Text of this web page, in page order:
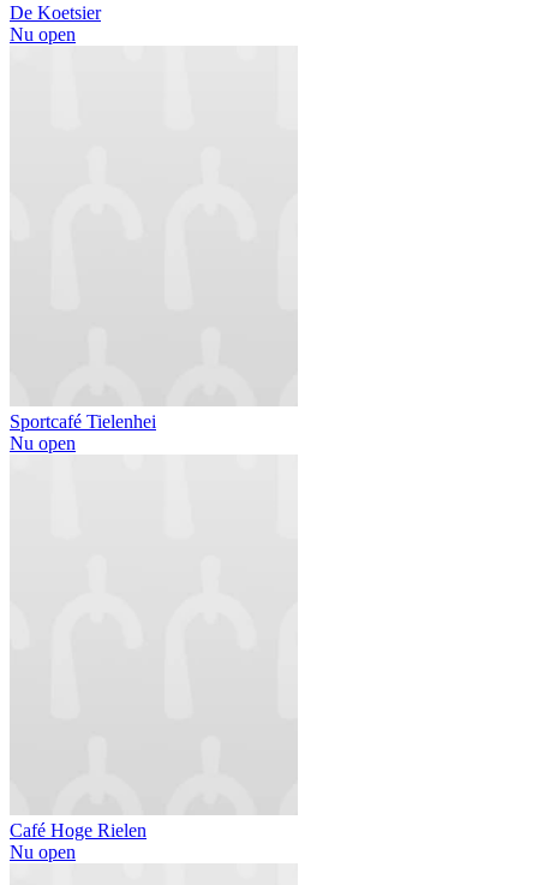
De Koetsier
Nu open
Sportcafé Tielenhei
Nu open
Café Hoge Rielen
Nu open